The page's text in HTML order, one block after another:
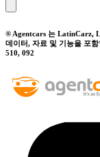
® Agentcars 는 LatinCarz,
데이터, 자료 및 기능을 포
510, 092